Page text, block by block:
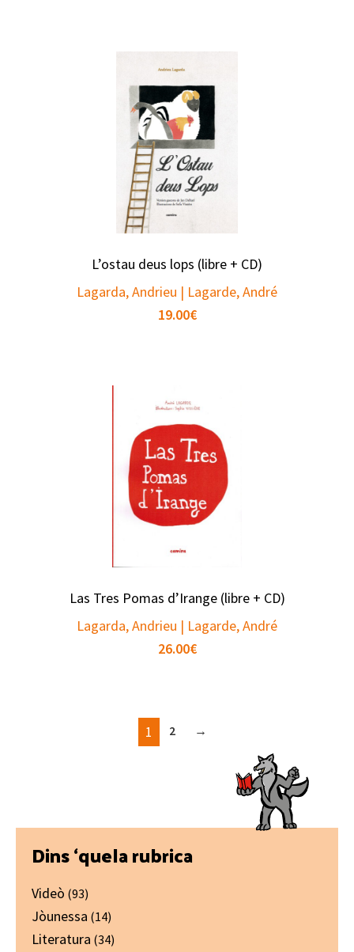
L’ostau deus lops (libre + CD)
Lagarda, Andrieu | Lagarde, André
19.00€
Las Tres Pomas d’Irange (libre + CD)
Lagarda, Andrieu | Lagarde, André
26.00€
1 2 →
Primary
Sidebar
Dins ‘quela rubrica
Videò (93)
Jòunessa (14)
Literatura (34)